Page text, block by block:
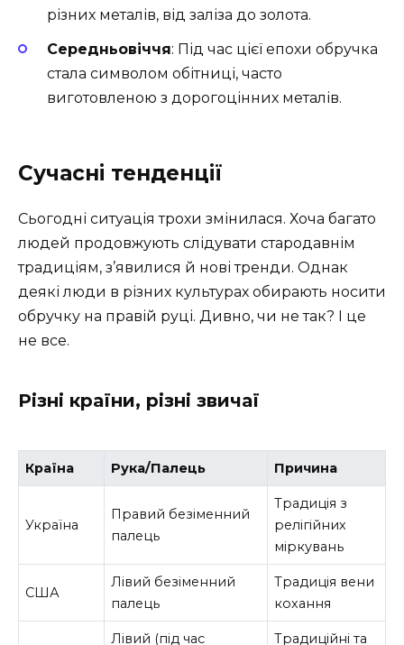
різних металів, від заліза до золота.
Середньовіччя: Під час цієї епохи обручка
стала символом обітниці, часто
виготовленою з дорогоцінних металів.
Сучасні тенденції
Сьогодні ситуація трохи змінилася. Хоча багато
людей продовжують слідувати стародавнім
традиціям, з’явилися й нові тренди. Однак
деякі люди в різних культурах обирають носити
обручку на правій руці. Дивно, чи не так? І це
не все.
Різні країни, різні звичаї
Країна Рука/Палець Причина
Україна
Правий безіменний
палець
Традиція з
релігійних
міркувань
США
Лівий безіменний
палець
Традиція вени
кохання
Лівий (під час Традиційні та